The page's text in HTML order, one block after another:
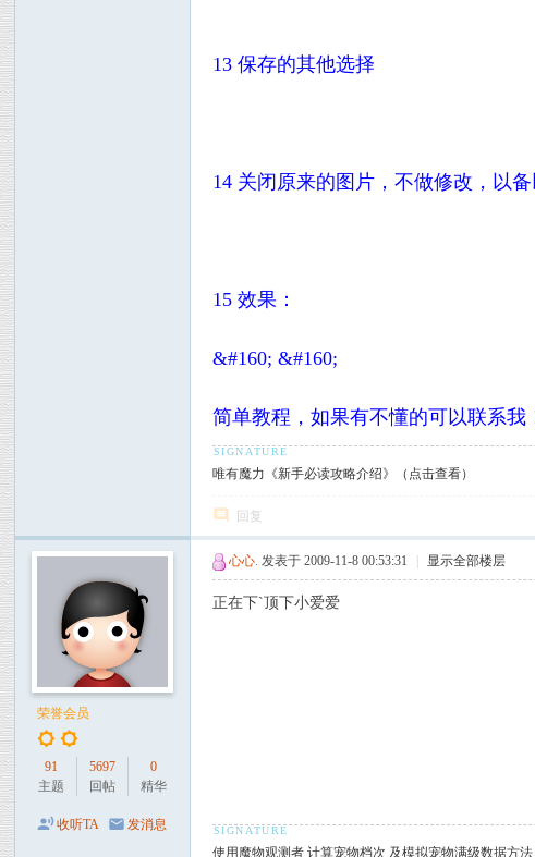
13 保存的其他选择
14 关闭原来的图片，不做修改，以
15 效果：
&#160; &#160;
简单教程，如果有不懂的可以联系我
唯有魔力《新手必读攻略介绍》（点击查看）
回复
荣誉会员
91
主题
5697
回帖
0
精华
收听TA 发消息
心心. 发表于 2009-11-8 00:53:31 显示全部楼层
正在下`顶下小爱爱
使用魔物观测者 计算宠物档次 及模拟宠物满级数据方法